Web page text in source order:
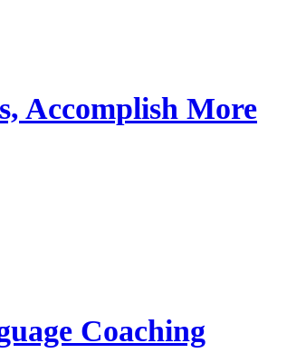
Accomplish More
Coaching